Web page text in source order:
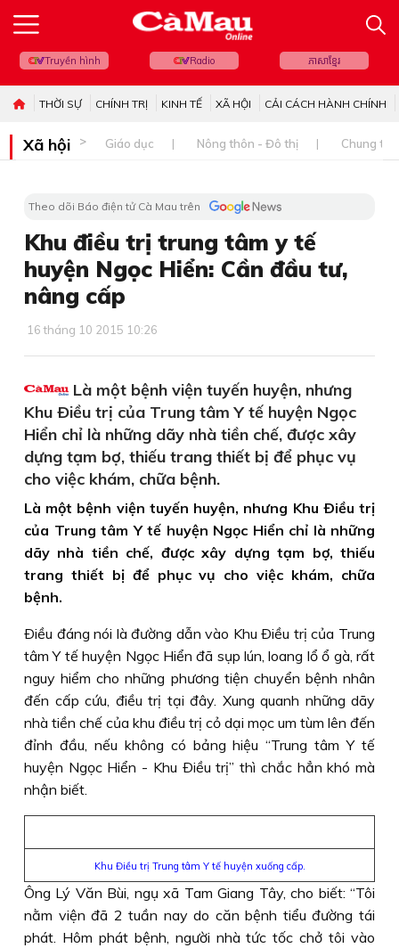
Truyền hình Radio ភាសាខ្មែរ
THỜI SỰ CHÍNH TRỊ KINH TẾ XÃ HỘI CẢI CÁCH HÀNH CHÍNH
Xã hội Giáo dục Nông thôn - Đô thị Chung
Theo dõi Báo điện tử Cà Mau trên
Khu điều trị trung tâm y tế
huyện Ngọc Hiển: Cần đầu tư,
nâng cấp
16 tháng 10 2015 10:26
Là một bệnh viện tuyến huyện, nhưng
Khu Ðiều trị của Trung tâm Y tế huyện Ngọc
Hiển chỉ là những dãy nhà tiền chế, được xây
dựng tạm bợ, thiếu trang thiết bị để phục vụ
cho việc khám, chữa bệnh.
Là một bệnh viện tuyến huyện, nhưng Khu Ðiều trị
của Trung tâm Y tế huyện Ngọc Hiển chỉ là những
dãy nhà tiền chế, được xây dựng tạm bợ, thiếu
trang thiết bị để phục vụ cho việc khám, chữa
bệnh.
Ðiều đáng nói là đường dẫn vào Khu Ðiều trị của Trung
tâm Y tế huyện Ngọc Hiển đã sụp lún, loang lổ ổ gà, rất
nguy hiểm cho những phương tiện chuyển bệnh nhân
đến cấp cứu, điều trị tại đây. Xung quanh những dãy
nhà tiền chế của khu điều trị cỏ dại mọc um tùm lên đến
đỉnh đầu, nếu không có bảng hiệu “Trung tâm Y tế
huyện Ngọc Hiển - Khu Ðiều trị” thì chắc hẳn khó mà
nhận biết.
Khu Điều trị Trung tâm Y tế huyện xuống cấp.
Ông Lý Văn Bùi, ngụ xã Tam Giang Tây, cho biết: “Tôi
nằm viện đã 2 tuần nay do căn bệnh tiểu đường tái
phát. Hôm phát bệnh, người nhà tức tốc chở tôi vào